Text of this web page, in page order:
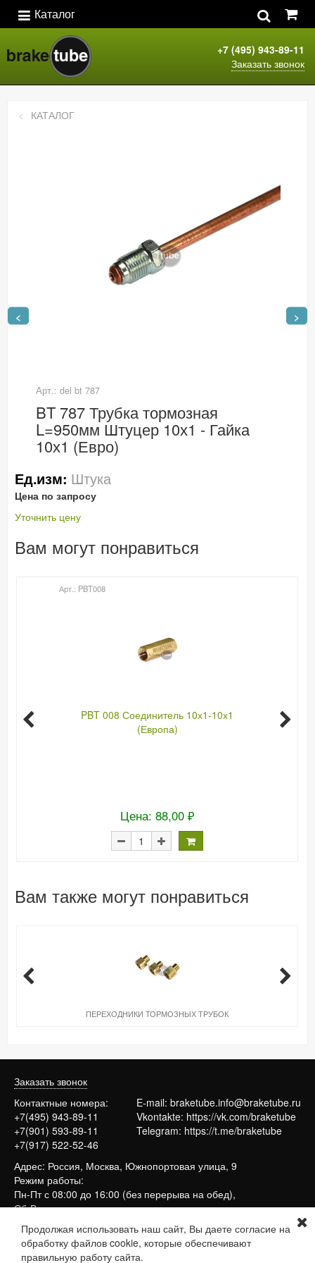
Каталог
+7 (495) 943-89-11
Заказать звонок
< >
КАТАЛОГ
Арт.: del bt 787
BT 787 Трубка тормозная
L=950мм Штуцер 10х1 - Гайка
10х1 (Евро)
Ед.изм: Штука
Цена по запросу
Уточнить цену
Вам могут понравиться
Арт.: PBT008
PBT 008 Соединитель 10х1-10х1
(Европа)
Цена: 88,00 ₽
Вам также могут понравиться
ПЕРЕХОДНИКИ ТОРМОЗНЫХ ТРУБОК
Заказать звонок
Контактные номера:
+7(495) 943-89-11
+7(901) 593-89-11
+7(917) 522-52-46
Адрес: Россия, Москва, Южнопортовая улица, 9
Режим работы:
Пн-Пт с 08:00 до 16:00 (без перерыва на обед),
Сб-Вс выходные
E-mail: braketube.info@braketube.ru
Vkontakte: https://vk.com/braketube
Telegram: https://t.me/braketube
Сайт работает на системеМойБизнес2
Продолжая использовать наш сайт, Вы даете согласие на
обработку файлов cookie, которые обеспечивают
правильную работу сайта.